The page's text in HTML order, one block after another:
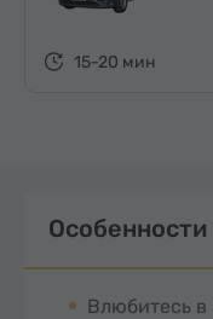
15-20 мин
Особенности
Влюбитесь в